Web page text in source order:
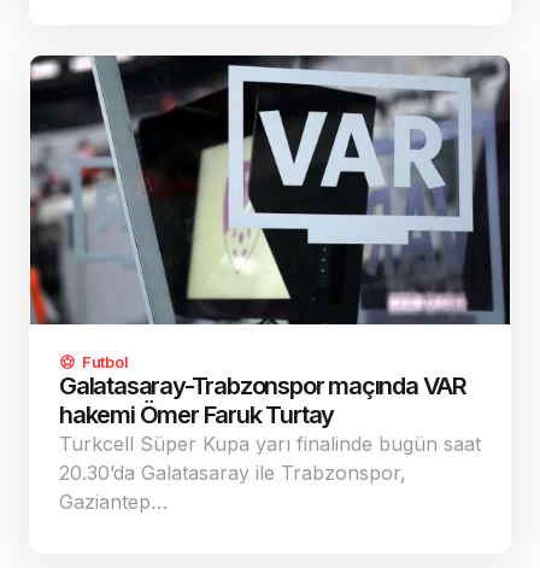
Futbol
Galatasaray-Trabzonspor maçında VAR
hakemi Ömer Faruk Turtay
Turkcell Süper Kupa yarı finalinde bugün saat
20.30’da Galatasaray ile Trabzonspor,
Gaziantep…